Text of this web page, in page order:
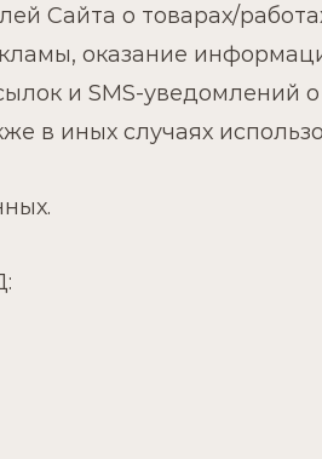
Сайта о товарах/
оказание
и SMS-уведомлений
в иных случаях